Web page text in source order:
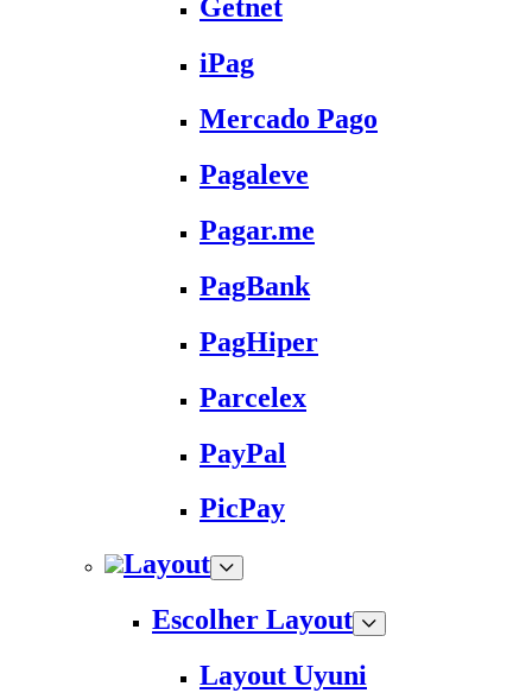
Getnet
iPag
Mercado Pago
Pagaleve
Pagar.me
PagBank
PagHiper
Parcelex
PayPal
PicPay
Layout
Escolher Layout
Layout Uyuni